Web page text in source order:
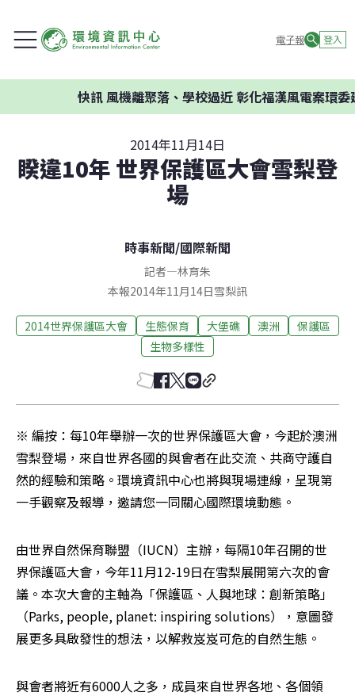
電子報 登入
風機離聚落、學校過近 彰化福漢風電案環委建議
2014年11月14日
睽違10年 世界保護區大會雪梨登
場
時事新聞/國際新聞
記者—林育朱
本報2014年11月14日雪梨訊
2014世界保護區大會 生態保育 大堡礁 澳洲
保護區
生物多樣性
※ 編按：每10年舉辦一次的世界保護區大會，今起於澳洲
雪梨登場，來自世界各國的與會者在此交流、共商守護自
然的經驗和策略。環境資訊中心也將與現場連線，呈現第
一手觀察及報導，邀請您一同關心國際環境動態。
由世界自然保育聯盟（IUCN）主辦，每隔10年召開的世
界保護區大會，今年11月12-19日在雪梨展開第六次的會
議。本次大會的主軸為「保護區、人與地球：創新策略」
（Parks, people, planet: inspiring solutions），意圖發
展更多具啟發性的想法，以解救岌岌可危的自然生態。
與會者將近有6000人之多，成員來自世界各地、各個領